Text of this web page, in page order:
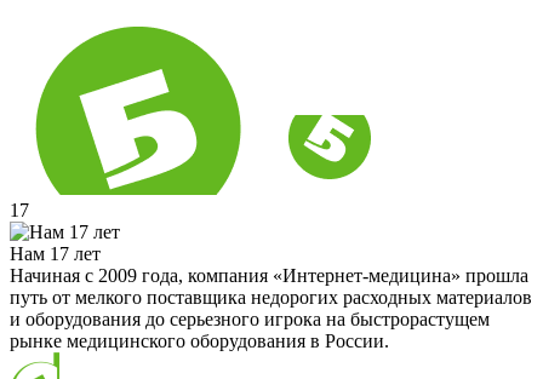
17
Нам 17 лет
Начиная с 2009 года, компания «Интернет-медицина» прошла
путь от мелкого поставщика недорогих расходных материалов
и оборудования до серьезного игрока на быстрорастущем
рынке медицинского оборудования в России.